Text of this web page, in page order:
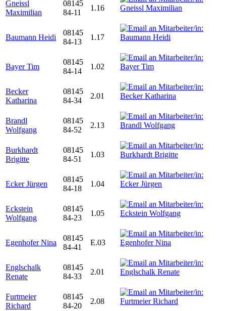
Gneissl
Maximilian
08145
84-11
1.16
Baumann Heidi
08145
84-13
1.17
Bayer Tim
08145
84-14
1.02
Becker
Katharina
08145
84-34
2.01
Brandl
Wolfgang
08145
84-52
2.13
Burkhardt
Brigitte
08145
84-51
1.03
Ecker Jürgen
08145
84-18
1.04
Eckstein
Wolfgang
08145
84-23
1.05
Egenhofer Nina
08145
84-41
E.03
Englschalk
Renate
08145
84-33
2.01
Furtmeier
Richard
08145
84-20
2.08